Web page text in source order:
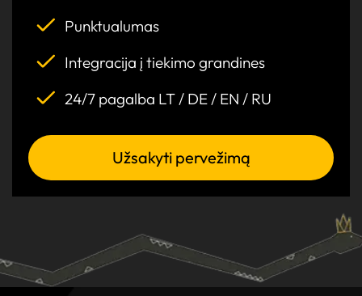
Punktualumas
Integracija į tiekimo grandines
24/7 pagalba LT / DE / EN / RU
Užsakyti pervežimą